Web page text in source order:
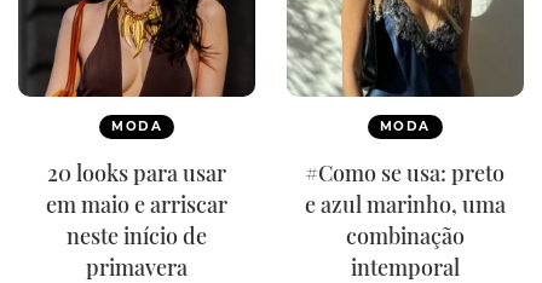
MODA
20 looks para usar
em maio e arriscar
neste início de
primavera
MODA
#Como se usa: preto
e azul marinho, uma
combinação
intemporal